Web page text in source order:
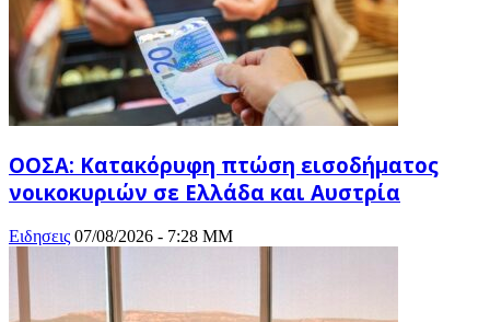
ΟΟΣΑ: Κατακόρυφη πτώση εισοδήματος
νοικοκυριών σε Ελλάδα και Αυστρία
Ειδησεις 07/08/2026 - 7:28 ΜΜ